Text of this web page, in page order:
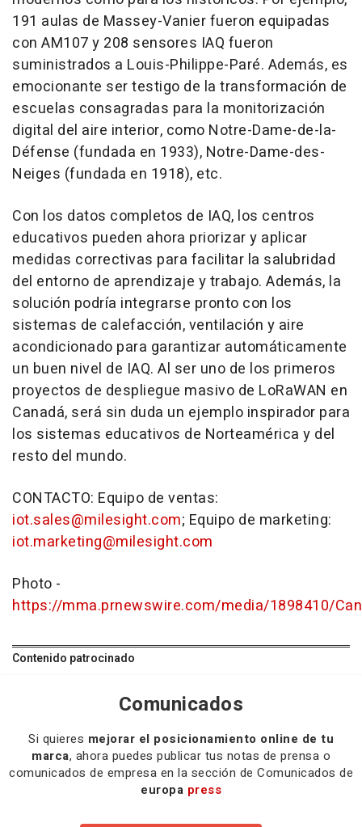
191 aulas de Massey-Vanierfueron equipadas
con AM107 y 208 sensores IAQ fueron
suministrados a Louis-Philippe-Paré. Además, es
emocionante ser testigo de la transformación de
escuelas consagradas para la monitorización
digital del aire interior, como Notre-Dame-de-la-
Défense (fundada en 1933), Notre-Dame-des-
Neiges (fundada en 1918), etc.
Con los datos completos de IAQ, los centros
educativos pueden ahora priorizar y aplicar
medidas correctivas para facilitar la salubridad
del entorno de aprendizaje y trabajo. Además, la
solución podría integrarse pronto con los
sistemas de calefacción, ventilación y aire
acondicionado para garantizar automáticamente
un buen nivel de IAQ. Al ser uno de los primeros
proyectos de despliegue masivo de LoRaWAN en
Canadá, será sin duda un ejemplo inspirador para
los sistemas educativos de Norteamérica y del
resto del mundo.
CONTACTO: Equipo de ventas:
iot.sales@milesight.com; Equipo de marketing:
iot.marketing@milesight.com
Photo -
https://mma.prnewswire.com/media/1898410/
Contenido patrocinado
Comunicados
Si quieres mejorar el posicionamiento online de tu
marca, ahora puedes publicar tus notas de prensa o
comunicados de empresa en la sección de Comunicados de
europa press